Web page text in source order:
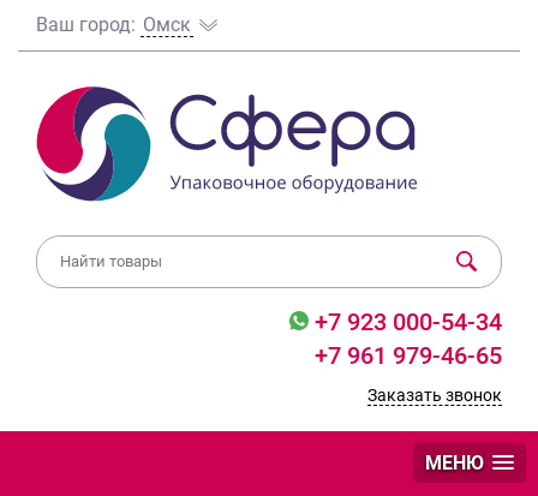
Ваш город: Омск
+7 923 000-54-34
+7 961 979-46-65
Заказать звонок
МЕНЮ